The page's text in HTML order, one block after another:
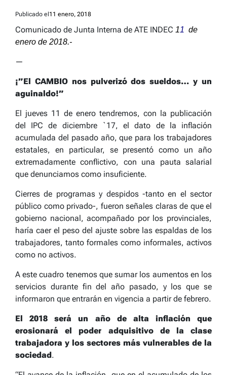
Publicado el 11 enero, 2018
Comunicado de Junta Interna de ATE INDEC 11 de
enero de 2018.-
—
¡”El CAMBIO nos pulverizó dos sueldos… y un
aguinaldo!”
El jueves 11 de enero tendremos, con la publicación
del IPC de diciembre `17, el dato de la inflación
acumulada del pasado año, que para los trabajadores
estatales, en particular, se presentó como un año
extremadamente conflictivo, con una pauta salarial
que denunciamos como insuficiente.
Cierres de programas y despidos -tanto en el sector
público como privado-, fueron señales claras de que el
gobierno nacional, acompañado por los provinciales,
haría caer el peso del ajuste sobre las espaldas de los
trabajadores, tanto formales como informales, activos
como no activos.
A este cuadro tenemos que sumar los aumentos en los
servicios durante fin del año pasado, y los que se
informaron que entrarán en vigencia a partir de febrero.
El 2018 será un año de alta inflación que
erosionará el poder adquisitivo de la clase
trabajadora y los sectores más vulnerables de la
sociedad.